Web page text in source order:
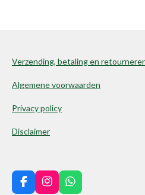
Verzending, betaling en
Algemene voorwaarden
Privacy policy
Disclaimer
F
I
W